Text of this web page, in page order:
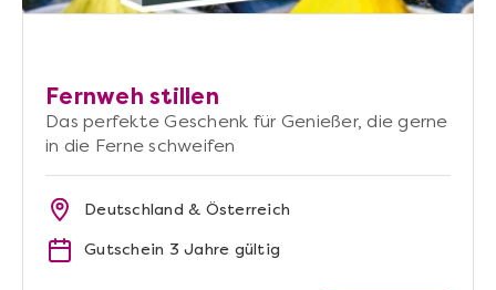
Fernweh stillen
Das perfekte Geschenk für Genießer, die gerne
in die Ferne schweifen
Deutschland & Österreich
Gutschein 3 Jahre gültig